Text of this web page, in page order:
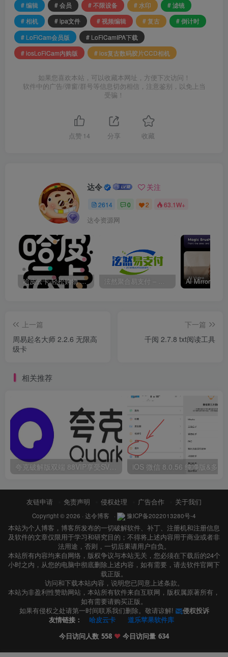
# 编辑
# 会员 # 不限设备 # 水印
# 滤镜
# 相机
# ipa文件 # 视频编辑 # 复古
# 倒计时
# LoFiCam会员版
# LoFiCamIPA下载
# iosLoFiCam内购版
# ios复古数码胶片CCD相机
如果您喜欢本站，可以收藏本网址，方便下次访问！
软件中的广告/弹窗/群号等信息切勿相信，注意鉴别，以免上当
受骗！
点赞 14 分享 收藏
达令 关注
2614 0 2 63.1W+
达令资源网
哈皮云卡-轻松购物 即买即发 泫然聚合易支付 – 行业领先的免签约支付平台
上一篇
周易起名大师 2.2.6 无限高
级卡
下一篇
千阅 2.7.8 txt阅读工具
相关推荐
夸克破解版双端 88VIP享受SVIP权限
友链申请 免责声明 侵权处理 广告合作 关于我们
Copyright © 2026 · 达令博客 · 豫ICP备2022013280号-4
本站为个人博客，博客所发布的一切破解软件、补丁、注册机和注册信息
及软件的文章仅限用于学习和研究目的；不得将上述内容用于商业或者非
法用途，否则，一切后果请用户自负。
本站所有内容均来自网络，版权争议与本站无关，您必须在下载后的24个
小时之内，从您的电脑中彻底删除上述内容，如有需要，请去软件官网下
载正版。
访问和下载本站内容，说明您已同意上述条款。
本站为非盈利性赞助网站，本站所有软件来自互联网，版权属原著所有，
如有需要请购买正版。
如果有侵权之处请第一时间联系我们删除。敬请谅解!
侵权投诉
友情链接：
哈皮云卡 道乐苹果软件库
今日访问人数 558 ❤️ 今日访问量 634